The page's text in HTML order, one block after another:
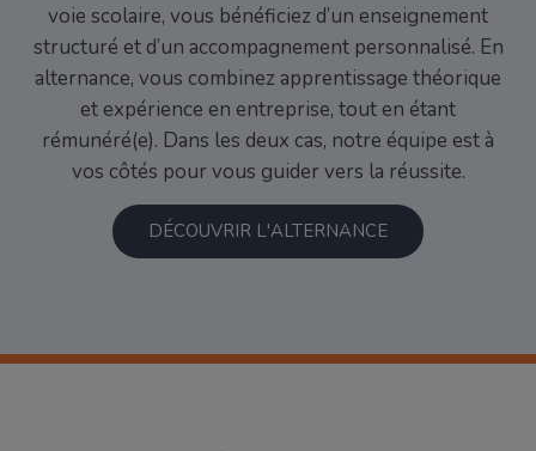
voie scolaire, vous bénéficiez d’un enseignement
structuré et d’un accompagnement personnalisé. En
alternance, vous combinez apprentissage théorique
et expérience en entreprise, tout en étant
rémunéré(e). Dans les deux cas, notre équipe est à
vos côtés pour vous guider vers la réussite.
DÉCOUVRIR L'ALTERNANCE